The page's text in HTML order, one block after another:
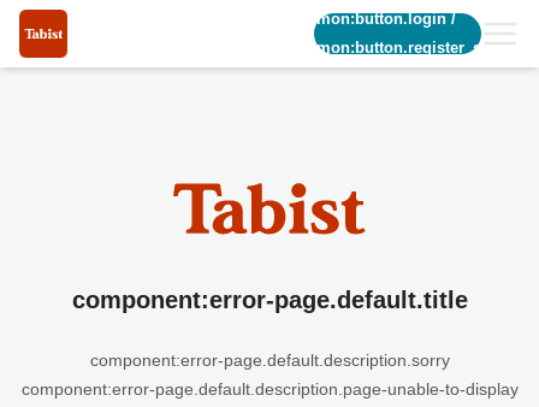
common:button.login/
common:button.register_short
component:error-page.default.title
component:error-page.default.description.sorry
component:error-page.default.description.page-unable-to-display